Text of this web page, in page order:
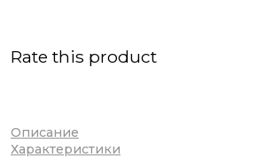
Rate this product
Описание
Характеристики